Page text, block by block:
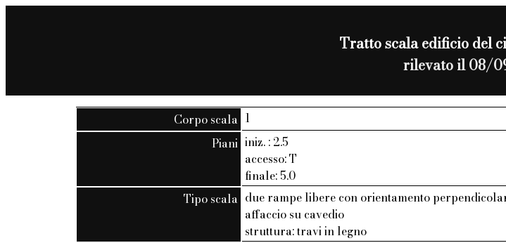
Tratto scala edificio del
rilevato il 08/
Corpo scala 1
Piani iniz. : 2.5
accesso: T
finale: 5.0
Tipo scala due rampe libere con orientamento
affaccio su cavedio
struttura: travi in legno